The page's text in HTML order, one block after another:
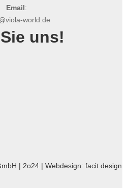
Email:
world.de
uns!
| 2o24 | Webdesign: facit design